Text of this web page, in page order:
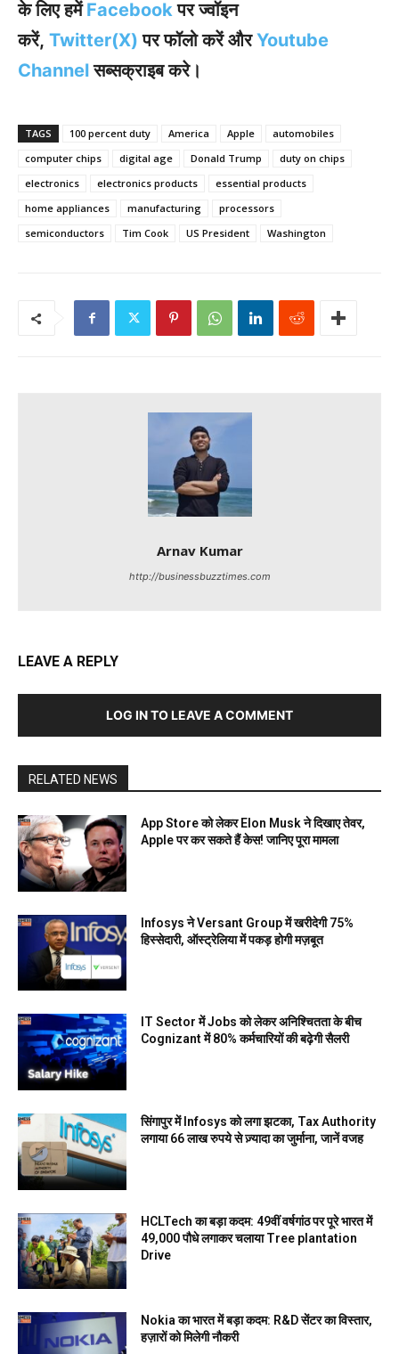
के लिए हमेंFacebookपर ज्वॉइन
करें, Twitter(X) पर फॉलो करें औरYoutube
Channelसब्सक्राइब करे।
TAGS 100 percent duty America Apple
automobiles
computer chips
digital age Donald Trump
duty on chips
electronics
electronics products
essential products
home appliances
manufacturing
processors
semiconductors
Tim Cook US President Washington
Arnav Kumar
http://businessbuzztimes.com
LEAVE A REPLY
LOG IN TO LEAVE A COMMENT
RELATED NEWS
App Store को लेकर Elon Musk ने दिखाए तेवर,
Apple पर कर सकते हैं केस! जानिए पूरा मामला
Infosys ने Versant Group में खरीदेगी 75%
हिस्सेदारी, ऑस्ट्रेलिया में पकड़ होगी मज़बूत
IT Sector में Jobs को लेकर अनिश्चितता के बीच
Cognizant में 80% कर्मचारियों की बढ़ेगी सैलरी
सिंगापुर में Infosys को लगा झटका, Tax Authority
लगाया 66 लाख रुपये से ज़्यादा का जुर्माना, जानें वजह
HCLTech का बड़ा कदम: 49वीं वर्षगांठ पर पूरे भारत में
49,000 पौधे लगाकर चलाया Tree plantation
Drive
Nokia का भारत में बड़ा कदम: R&D सेंटर का विस्तार,
हज़ारों को मिलेगी नौकरी